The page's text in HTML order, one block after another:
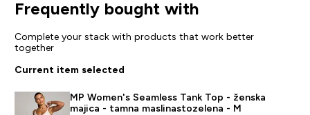
Frequently bought with
Complete your stack with products that work better
together
Current item selected
MP Women's Seamless Tank Top - ženska
majica - tamna maslinastozelena - M